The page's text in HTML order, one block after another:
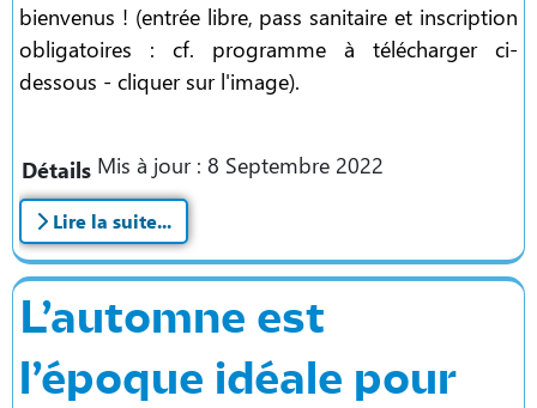
bienvenus ! (entrée libre, pass sanitaire et inscription
obligatoires : cf. programme à télécharger ci-
dessous - cliquer sur l'image).
Détails Mis à jour : 8 Septembre 2022
Lire la suite...
L’automne est
l’époque idéale pour